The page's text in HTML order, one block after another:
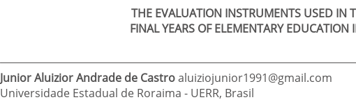
THE EVALUATION INSTRUMENTS USED IN
FINAL YEARS OF ELEMENTARY
Junior AluiziorAndrade de Castroaluiziojunior1991@gmail.com
Universidade Estadual de Roraima - UERR, Brasil